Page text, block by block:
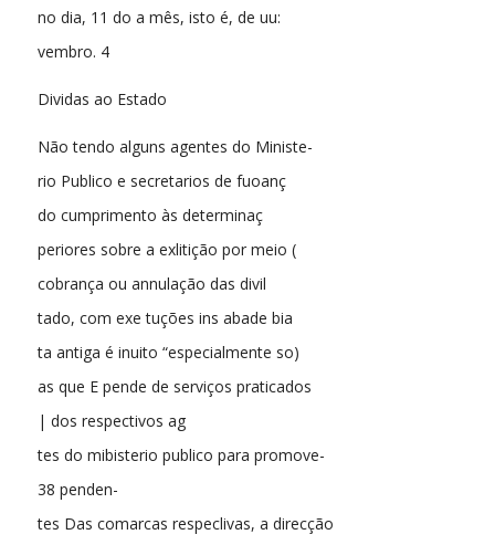
no dia, 11 do a mês, isto é, de uu:
vembro. 4
Dividas ao Estado
Não tendo alguns agentes do Ministe-
rio Publico e secretarios de fuoanç
do cumprimento às determinaç
periores sobre a exlitição por meio (
cobrança ou annulação das divil
tado, com exe tuções ins abade bia
ta antiga é inuito “especialmente so)
as que E pende de serviços praticados
| dos respectivos ag
tes do mibisterio publico para promove-
38 penden-
tes Das comarcas respeclivas, a direcção